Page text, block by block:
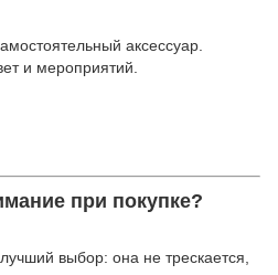
аксессуар.
и мероприятий.
при покупке?
выбор: она не трескается,